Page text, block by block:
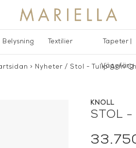
Belysning Textilier Tapeter |
Väggfärg
> Nyheter / Stol - Tulip Arm
KNOLL
STOL -